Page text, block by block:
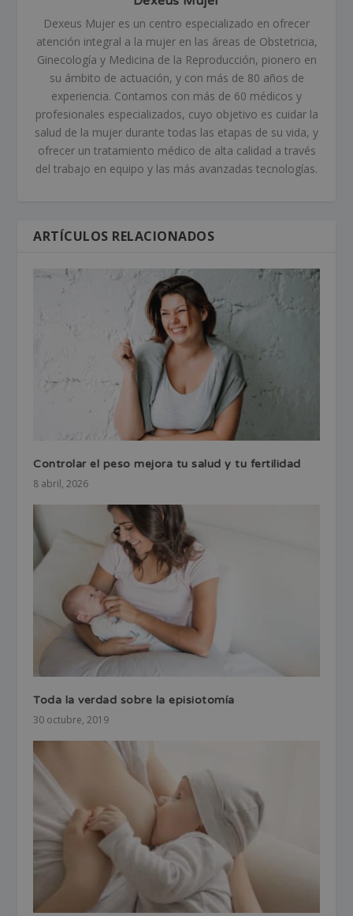
Dexeus Mujer es un centro especializado en ofrecer
atención integral a la mujer en las áreas de Obstetricia,
Ginecología y Medicina de la Reproducción, pionero en
su ámbito de actuación, y con más de 80 años de
experiencia. Contamos con más de 60 médicos y
profesionales especializados, cuyo objetivo es cuidar la
salud de la mujer durante todas las etapas de su vida, y
ofrecer un tratamiento médico de alta calidad a través
del trabajo en equipo y las más avanzadas tecnologías.
ARTÍCULOS RELACIONADOS
Controlar el peso mejora tu salud y tu fertilidad
8 abril, 2026
Toda la verdad sobre la episiotomía
30 octubre, 2019